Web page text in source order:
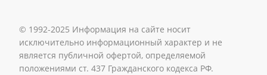
© 1992-2025 Информация на сайте носит
исключительно информационный характер и не
является публичной офертой, определяемой
положениями ст. 437 Гражданского кодекса РФ.